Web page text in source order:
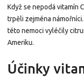
Když se nepodá vitamín
trpěli zejména
této nemoci vyléčily
Ameriku.
Účinky